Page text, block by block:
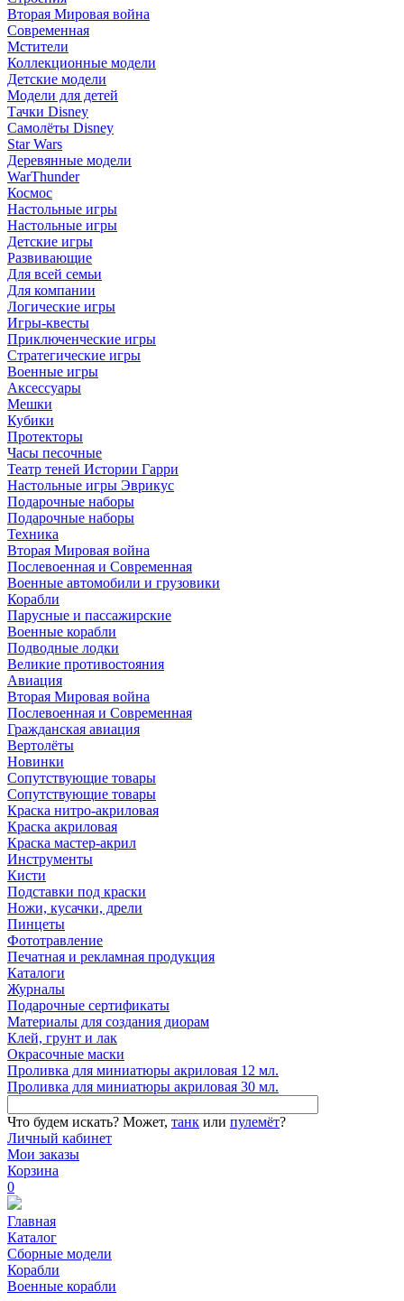
Вторая Мировая война
Современная
Мстители
Коллекционные модели
Детские модели
Модели для детей
Тачки Disney
Самолёты Disney
Star Wars
Деревянные модели
WarThunder
Космос
Настольные игры
Настольные игры
Детские игры
Развивающие
Для всей семьи
Для компании
Логические игры
Игры-квесты
Приключенческие игры
Стратегические игры
Военные игры
Аксессуары
Мешки
Кубики
Протекторы
Часы песочные
Театр теней Истории Гарри
Настольные игры Эврикус
Подарочные наборы
Подарочные наборы
Техника
Вторая Мировая война
Послевоенная и Современная
Военные автомобили и грузовики
Корабли
Парусные и пассажирские
Военные корабли
Подводные лодки
Великие противостояния
Авиация
Вторая Мировая война
Послевоенная и Современная
Гражданская авиация
Вертолёты
Новинки
Сопутствующие товары
Сопутствующие товары
Краска нитро-акриловая
Краска акриловая
Краска мастер-акрил
Инструменты
Кисти
Подставки под краски
Ножи, кусачки, дрели
Пинцеты
Фототравление
Печатная и рекламная продукция
Каталоги
Журналы
Подарочные сертификаты
Материалы для создания диорам
Клей, грунт и лак
Окрасочные маски
Проливка для миниатюры акриловая 12 мл.
Проливка для миниатюры акриловая 30 мл.
Что будем искать? Может, танк или пулемёт?
Личный кабинет
Мои заказы
Корзина
0
Главная
Каталог
Сборные модели
Корабли
Военные корабли